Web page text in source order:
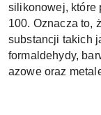
silikonowej, które
100. Oznacza to,
substancji takich
formaldehydy,
azowe oraz